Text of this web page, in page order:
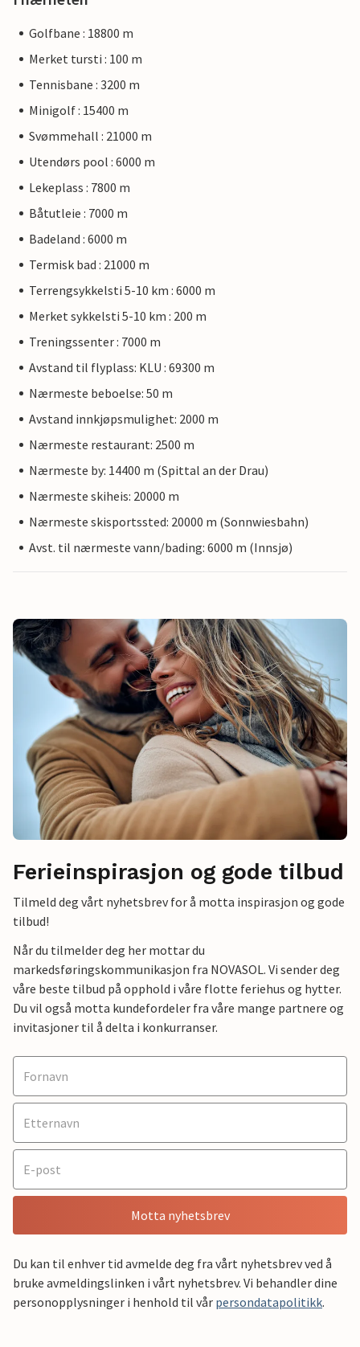
Golfbane : 18800 m
Merket tursti : 100 m
Tennisbane : 3200 m
Minigolf : 15400 m
Svømmehall : 21000 m
Utendørs pool : 6000 m
Lekeplass : 7800 m
Båtutleie : 7000 m
Badeland : 6000 m
Termisk bad : 21000 m
Terrengsykkelsti 5-10 km : 6000 m
Merket sykkelsti 5-10 km : 200 m
Treningssenter : 7000 m
Avstand til flyplass: KLU : 69300 m
Nærmeste beboelse: 50 m
Avstand innkjøpsmulighet: 2000 m
Nærmeste restaurant: 2500 m
Nærmeste by: 14400 m (Spittal an der Drau)
Nærmeste skiheis: 20000 m
Nærmeste skisportssted: 20000 m (Sonnwiesbahn)
Avst. til nærmeste vann/bading: 6000 m (Innsjø)
Ferieinspirasjon og gode tilbud
Tilmeld deg vårt nyhetsbrev for å motta inspirasjon og gode
tilbud!
Når du tilmelder deg her mottar du
markedsføringskommunikasjon fra NOVASOL. Vi sender deg
våre beste tilbud på opphold i våre flotte feriehus og hytter.
Du vil også motta kundefordeler fra våre mange partnere og
invitasjoner til å delta i konkurranser.
Motta nyhetsbrev
Du kan til enhver tid avmelde deg fra vårt nyhetsbrev ved å
bruke avmeldingslinken i vårt nyhetsbrev. Vi behandler dine
personopplysninger i henhold til vår persondatapolitikk.